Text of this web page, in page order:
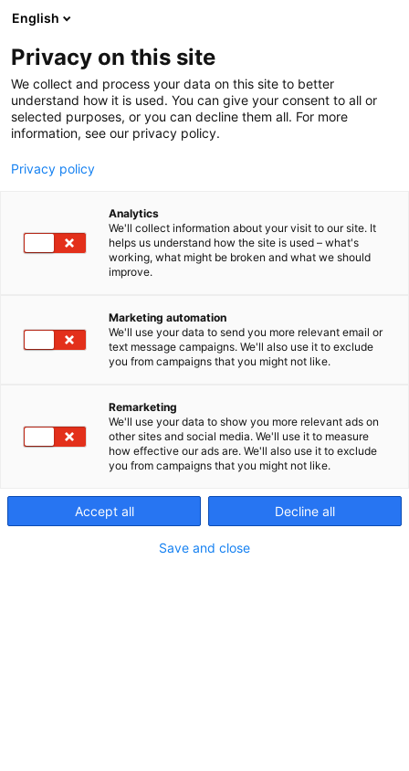
Siirry
sisältöön
Ohjelma
English
Privacy on this site
We collect and process your data on this site to better
understand how it is used. You can give your consent to all or
selected purposes, or you can decline them all. For more
information, see our privacy policy.
Privacy policy
Analytics
We'll collect information about your visit to our site. It
helps us understand how the site is used – what's
working, what might be broken and what we should
improve.
Marketing automation
We'll use your data to send you more relevant email or
text message campaigns. We'll also use it to exclude
you from campaigns that you might not like.
Remarketing
We'll use your data to show you more relevant ads on
other sites and social media. We'll use it to measure
how effective our ads are. We'll also use it to exclude
you from campaigns that you might not like.
Accept all Decline all
Save and close